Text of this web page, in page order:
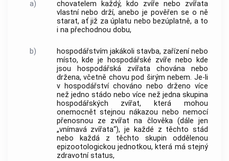
a)
chovatelem každý, kdo zvíře nebo zvířata
vlastní nebo drží, anebo je pověřen se o ně
starat, ať již za úplatu nebo bezúplatně, a to
i na přechodnou dobu,
b)
hospodářstvím jakákoli stavba, zařízení nebo
místo, kde je hospodářské zvíře nebo kde
jsou hospodářská zvířata chována nebo
držena, včetně chovu pod širým nebem. Je-li
v hospodářství chováno nebo drženo více
než jedno stádo nebo více než jedna skupina
hospodářských zvířat, která mohou
onemocnět stejnou nákazou nebo nemocí
přenosnou ze zvířat na člověka (dále jen
„vnímavá zvířata“), je každé z těchto stád
nebo každá z těchto skupin oddělenou
epizootologickou jednotkou, která má stejný
zdravotní status,